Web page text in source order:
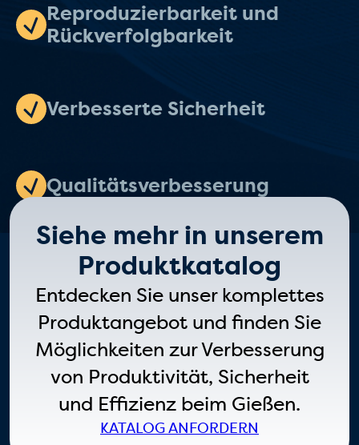
Reproduzierbarkeit und
Rückverfolgbarkeit
Verbesserte Sicherheit
Qualitätsverbesserung
Siehe mehr in unserem
Produktkatalog
Entdecken Sie unser komplettes
Produktangebot und finden Sie
Möglichkeiten zur Verbesserung
von Produktivität, Sicherheit
und Effizienz beim Gießen.
KATALOG ANFORDERN